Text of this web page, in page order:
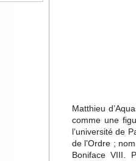
Matthieu
comme une
l’université de
de l’Ordre ;
Boniface VIII.